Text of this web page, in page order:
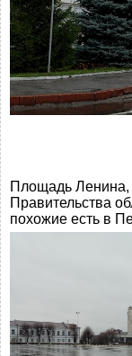
Площадь
Правительства
похожие есть в